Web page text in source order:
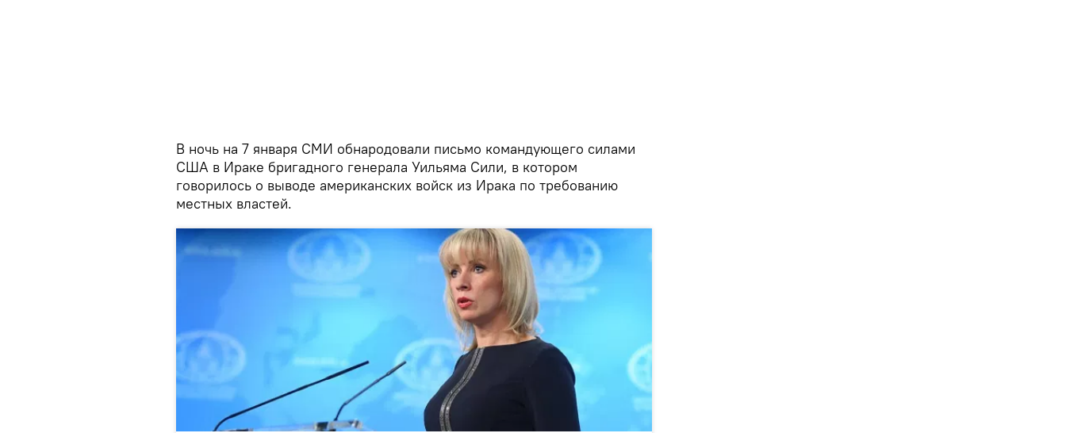
В ночь на 7 января СМИ обнародовали письмо командующего силами
США в Ираке бригадного генерала Уильяма Сили, в котором
говорилось о выводе американских войск из Ирака по требованию
местных властей.